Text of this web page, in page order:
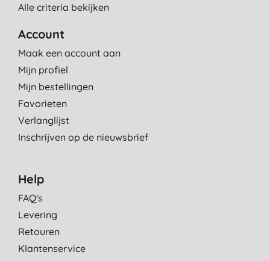
Alle criteria bekijken
Account
Maak een account aan
Mijn profiel
Mijn bestellingen
Favorieten
Verlanglijst
Inschrijven op de nieuwsbrief
Help
FAQ's
Levering
Retouren
Klantenservice